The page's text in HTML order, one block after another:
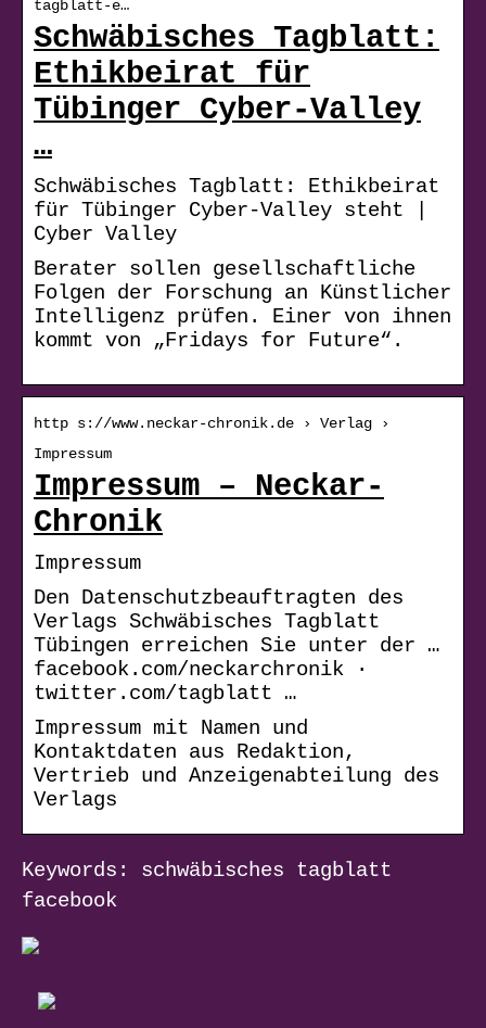
tagblatt-e…
Schwäbisches Tagblatt:
Ethikbeirat für
Tübinger Cyber-Valley
…
Schwäbisches Tagblatt: Ethikbeirat
für Tübinger Cyber-Valley steht |
Cyber Valley
Berater sollen gesellschaftliche
Folgen der Forschung an Künstlicher
Intelligenz prüfen. Einer von ihnen
kommt von „Fridays for Future“.
http s://www.neckar-chronik.de › Verlag ›
Impressum
Impressum – Neckar-
Chronik
Impressum
Den Datenschutzbeauftragten des
Verlags Schwäbisches Tagblatt
Tübingen erreichen Sie unter der …
facebook.com/neckarchronik ·
twitter.com/tagblatt …
Impressum mit Namen und
Kontaktdaten aus Redaktion,
Vertrieb und Anzeigenabteilung des
Verlags
Keywords: schwäbisches tagblatt
facebook